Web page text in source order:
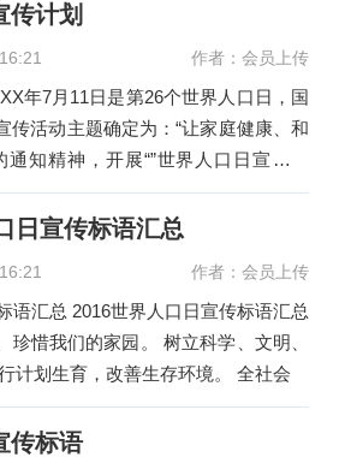
传计划
作者：会员上传
年7月11日是第26个世界人口日，国
传活动主题确定为：“让家庭健康、和
知精神，开展“”世界人口日宣传活
日宣传标语汇总
作者：会员上传
宣传标语汇总
珍惜我们的家园。 树立科学、文明、
计划生育，改善生存环境。 全社会
传标语